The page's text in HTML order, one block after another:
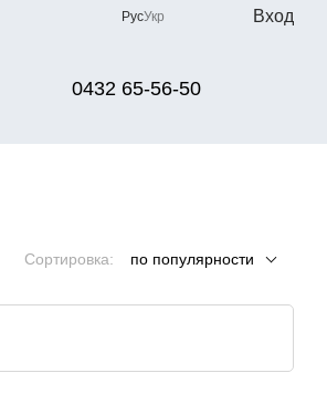
РусУкр Вход
0432 65-56-50
Сортировка: по популярности